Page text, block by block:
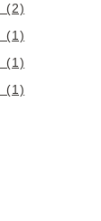
(2)
(1)
(1)
(1)